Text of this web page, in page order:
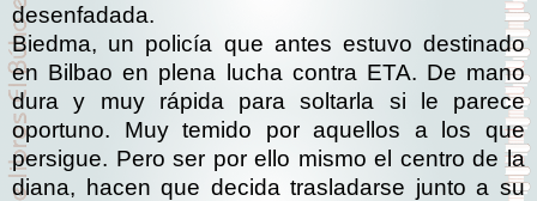
desenfadada.
Biedma, un policía que antes estuvo destinado
en Bilbao en plena lucha contra ETA. De mano
dura y muy rápida para soltarla si le parece
oportuno. Muy temido por aquellos a los que
persigue. Pero ser por ello mismo el centro de la
diana, hacen que decida trasladarse junto a su